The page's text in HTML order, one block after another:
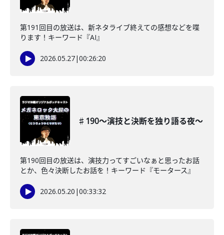
第191回目の放送は、新ネタライブ終えての感想などを喋
ります！キーワード『AI』
2026.05.27|00:26:20
♯190〜演技と決断を独り語る夜〜
第190回目の放送は、演技力ってすごいなぁと思ったお話
とか、色々決断したお話を！キーワード『モータース』
2026.05.20 |00:33:32